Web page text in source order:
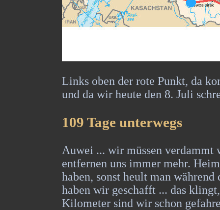
Links oben der rote Punkt, da
und da wir heute den 8. Juli
109 Tage unterwegs
Auwei ... wir müssen verdammt
entfernen uns immer mehr.
haben, sonst heult man
haben wir geschafft ... das
Kilometer sind wir schon